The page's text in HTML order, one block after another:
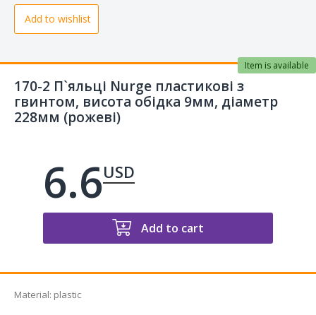
Add to wishlist
170-2 П`яльці Nurge пластикові з
гвинтом, висота обідка 9мм, діаметр
228мм (рожеві)
Item is available
6.6USD
Add to cart
Material: plastic